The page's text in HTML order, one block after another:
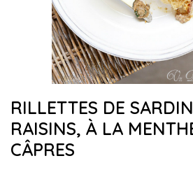
RILLETTES DE
RAISINS, À LA
CÂPRES